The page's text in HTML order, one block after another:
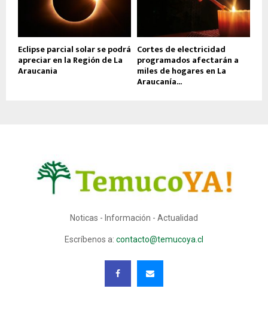
Eclipse parcial solar se podrá
apreciar en la Región de La
Araucania
Cortes de electricidad
programados afectarán a
miles de hogares en La
Araucanía...
Noticas - Información - Actualidad
Escríbenos a: contacto@temucoya.cl